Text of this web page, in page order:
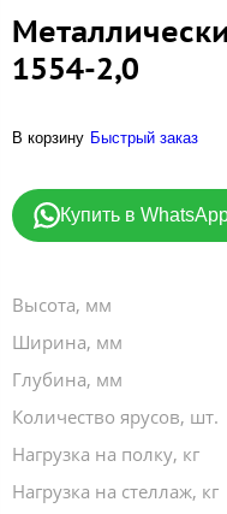
1554-2,0
В корзину Быстрый заказ
Купить в
Высота, мм
Ширина, мм
Глубина, мм
Количество ярусов, шт.
Нагрузка на полку, кг
Нагрузка на стеллаж, кг